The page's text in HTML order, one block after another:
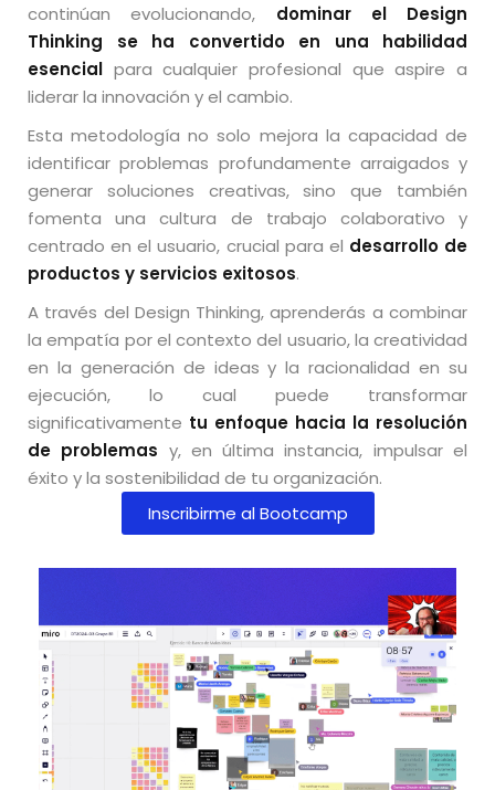
continúan evolucionando, dominar el Design
Thinking
se ha convertido en una
habilidad
esencial para cualquier profesional que aspire a
liderar la innovación y el cambio.
Esta metodología no solo mejora la capacidad de
identificar problemas profundamente arraigados y
generar soluciones creativas, sino que también
fomenta una cultura de trabajo colaborativo y
centrado en el usuario, crucial para el desarrollo de
productos y servicios exitosos.
A través del Design Thinking, aprenderás a combinar
la empatía por el contexto del usuario, la creatividad
en la generación de ideas y la racionalidad en su
ejecución, lo cual puede transformar
significativamente tu enfoque hacia la resolución
de problemas y, en última instancia, impulsar el
éxito y la sostenibilidad de tu organización.
Inscribirme al Bootcamp